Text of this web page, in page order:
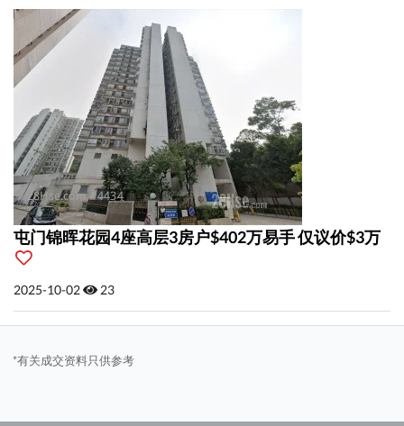
屯门锦晖花园4座高层3房户$402万易手 仅议价$3万
2025-10-02 23
*有关成交资料只供参考